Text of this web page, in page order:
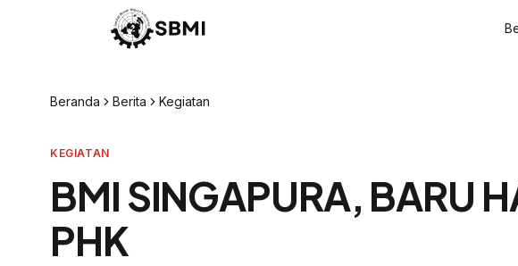
Beranda Berita Kegiatan
KEGIATAN
BMI SINGAPURA, BARU
PHK